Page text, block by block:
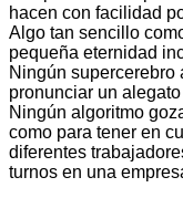
hacen con facilidad
Algo tan sencillo
pequeña eternidad
Ningún
pronunciar un
Ningún algoritmo
como para tener en
diferentes
turnos en una